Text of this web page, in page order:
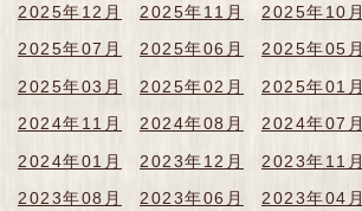
2025年12月
2025年11月 2025年10月
2025年07月
2025年06月 2025年05月
2025年03月
2025年02月 2025年01月
2024年11月
2024年08月 2024年07月
2024年01月
2023年12月 2023年11月
2023年08月
2023年06月 2023年04月